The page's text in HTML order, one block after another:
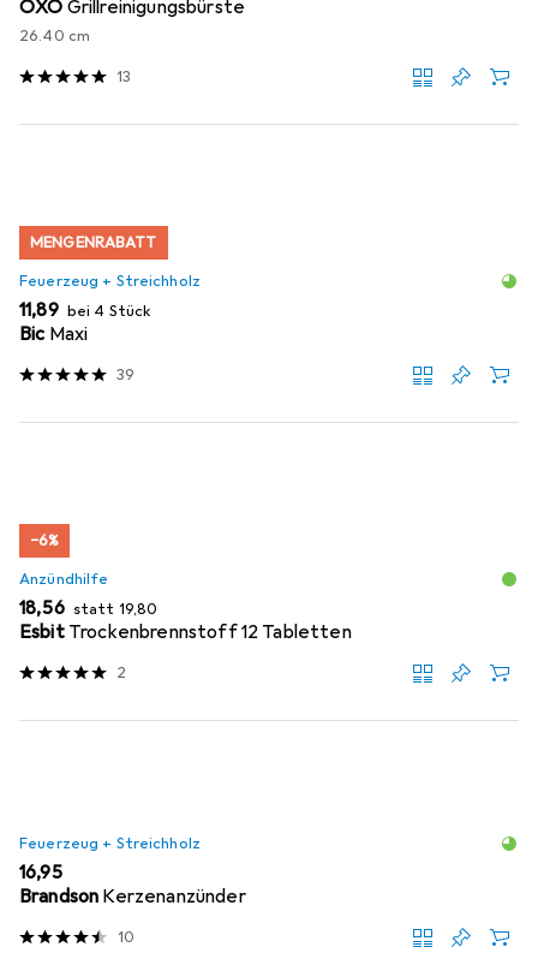
OXO Grillreinigungsbürste
26.40 cm
13
MENGENRABATT
Feuerzeug + Streichholz
EUR
11,89 bei 4 Stück
Bic Maxi
39
−6%
Anzündhilfe
EUR
18,56 statt EUR
19,80
Esbit Trockenbrennstoff 12 Tabletten
2
Feuerzeug + Streichholz
EUR
16,95
Brandson Kerzenanzünder
10